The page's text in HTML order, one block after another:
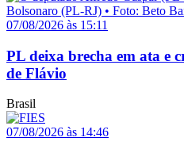
07/08/2026 às 15:11
PL deixa brecha em ata e
de Flávio
Brasil
07/08/2026 às 14:46